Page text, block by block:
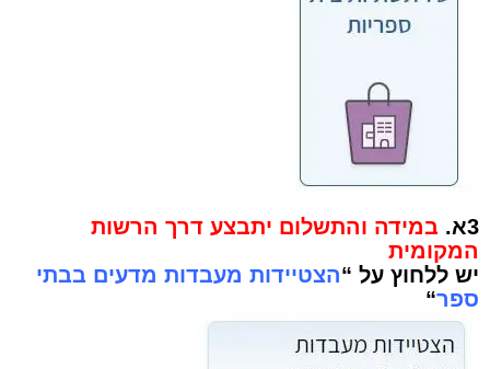
3א.
במידה והתשלום יתבצע דרך הרשות
המקומית
יש ללחוץ על “הצטיידות מעבדות מדעים בבתי
ספר“